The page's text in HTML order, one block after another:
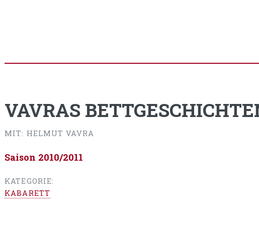
VAVRAS
MIT: HELMUT VAVRA
Saison 2010/2011
KATEGORIE:
KABARETT
Toggle